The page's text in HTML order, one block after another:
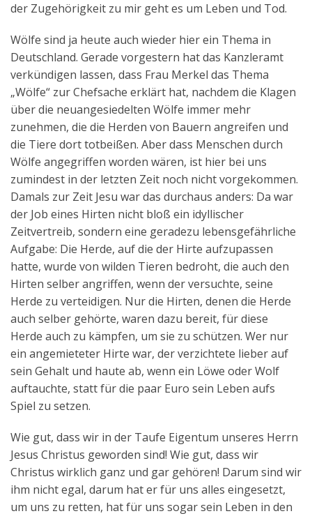
der Zugehörigkeit zu mir geht es um Leben und Tod.
Wölfe sind ja heute auch wieder hier ein Thema in
Deutschland. Gerade vorgestern hat das Kanzleramt
verkündigen lassen, dass Frau Merkel das Thema
„Wölfe“ zur Chefsache erklärt hat, nachdem die Klagen
über die neuangesiedelten Wölfe immer mehr
zunehmen, die die Herden von Bauern angreifen und
die Tiere dort totbeißen. Aber dass Menschen durch
Wölfe angegriffen worden wären, ist hier bei uns
zumindest in der letzten Zeit noch nicht vorgekommen.
Damals zur Zeit Jesu war das durchaus anders: Da war
der Job eines Hirten nicht bloß ein idyllischer
Zeitvertreib, sondern eine geradezu lebensgefährliche
Aufgabe: Die Herde, auf die der Hirte aufzupassen
hatte, wurde von wilden Tieren bedroht, die auch den
Hirten selber angriffen, wenn der versuchte, seine
Herde zu verteidigen. Nur die Hirten, denen die Herde
auch selber gehörte, waren dazu bereit, für diese
Herde auch zu kämpfen, um sie zu schützen. Wer nur
ein angemieteter Hirte war, der verzichtete lieber auf
sein Gehalt und haute ab, wenn ein Löwe oder Wolf
auftauchte, statt für die paar Euro sein Leben aufs
Spiel zu setzen.
Wie gut, dass wir in der Taufe Eigentum unseres Herrn
Jesus Christus geworden sind! Wie gut, dass wir
Christus wirklich ganz und gar gehören! Darum sind wir
ihm nicht egal, darum hat er für uns alles eingesetzt,
um uns zu retten, hat für uns sogar sein Leben in den